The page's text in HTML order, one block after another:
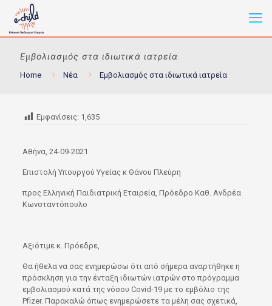
Εμβολιασμός στα ιδιωτικά ιατρεία
Home Νέα Εμβολιασμός στα ιδιωτικά ιατρεία
Εμφανίσεις: 1,635
Αθήνα, 24-09-2021
Επιστολή Υπουργού Υγείας κ Θάνου Πλεύρη
προς Ελληνική Παιδιατρική Εταιρεία, Πρόεδρο Καθ. Ανδρέα
Κωνσταντόπουλο
Αξιότιμε κ. Πρόεδρε,
Θα ήθελα να σας ενημερώσω ότι από σήμερα αναρτήθηκε η
πρόσκληση για την ένταξη ιδιωτών ιατρών στο πρόγραμμα
εμβολιασμού κατά της νόσου Covid-19 με το εμβόλιο της
Pfizer. Παρακαλώ όπως ενημερώσετε τα μέλη σας σχετικά,